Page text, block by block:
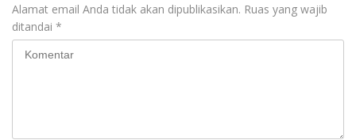
Alamat email Anda tidak akan dipublikasikan. Ruas yang wajib
ditandai *